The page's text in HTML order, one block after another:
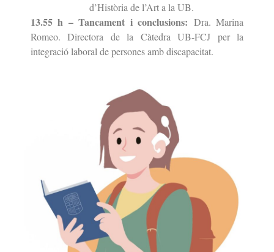
d’Història de l’Art a la UB.
13.55 h – Tancament i conclusions: Dra. Marina
Romeo. Directora de la Càtedra UB-FCJ per la
integració laboral de persones amb discapacitat.